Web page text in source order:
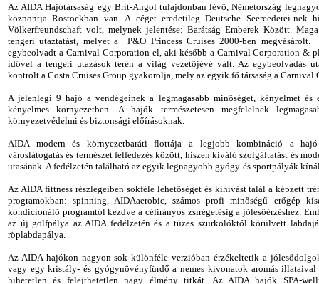
Az AIDA Hajótársaság egy Brit-Angol tulajdonban lévő, Németország
központja Rostockban van. A céget eredetileg Deutsche Seereederei-
Völkerfreundschaft volt, melynek jelentése: Barátság Emberek Között.
tengeri utaztatást, melyet a P&O Princess Cruises 2000-ben megvásárolt.
egybeolvadt a Carnival Corporation-el, aki később a Carnival Corporation &
idővel a tengeri utazások terén a világ vezetőjévé vált. Az egybeolvadás
kontrolt a Costa Cruises Group gyakorolja, mely az egyik fő társaság a Carnival
A jelenlegi 9 hajó a vendégeinek a legmagasabb minőséget, kényelmet és
kényelmes környezetben. A hajók természetesen megfelelnek
környezetvédelmi és biztonsági előírásoknak.
AIDA modern és környezetbaráti flottája a legjobb kombináció a hajó
városlátogatás és természet felfedezés között, hiszen kiváló szolgáltatást és
utasának. A fedélzetén található az egyik legnagyobb gyógy-és sportpályák
Az AIDA fittness részlegeiben sokféle lehetőséget és kihívást talál a képzett
programokban: spinning, AIDAaerobic, számos profi minőségű erőgép
kondicionáló programtól kezdve a célirányos zsírégetésig a jólesőérzéshez.
az új golfpálya az AIDA fedélzetén és a tüzes szurkolóktól körülvett
röplabdapálya.
Az AIDA hajókon nagyon sok különféle verzióban érzékeltetik a
vagy egy kristály- és gyógynövényfürdő a nemes kivonatok aromás illataival
hihetetlen és felejthetetlen nagy élmény titkát. Az AIDA hajók SPA-